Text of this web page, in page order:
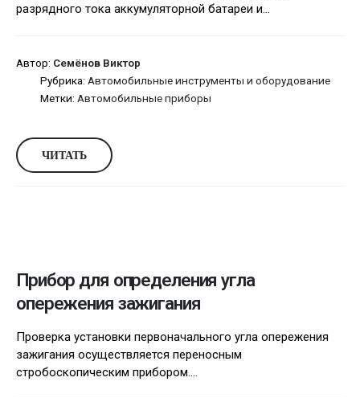
разрядного тока аккумуляторной батареи и...
Автор: Семёнов Виктор
Рубрика: Автомобильные инструменты и оборудование
Метки: Автомобильные приборы
ЧИТАТЬ
Прибор для определения угла
опережения зажигания
Проверка установки первоначального угла опережения
зажигания осуществляется переносным
стробоскопическим прибором....